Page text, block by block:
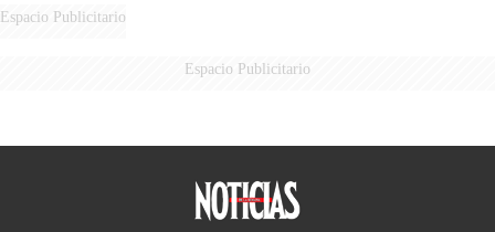
Espacio Publicitario
Espacio Publicitario